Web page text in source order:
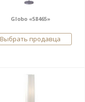
Globo «58465»
Выбрать продавца